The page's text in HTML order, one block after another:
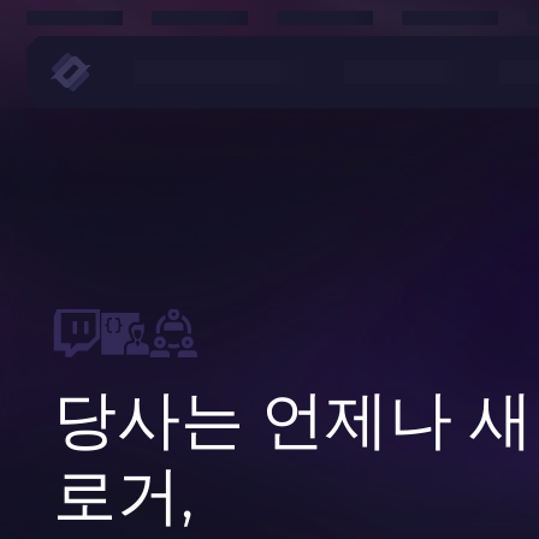
당사는 언제나
로거,